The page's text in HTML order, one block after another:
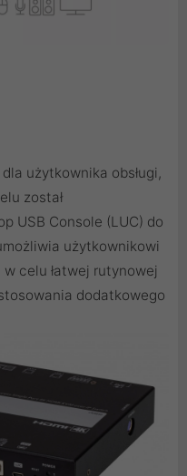
użytkownika obsługi,
został
USB Console (LUC) do
użytkownikowi
celu łatwej rutynowej
dodatkowego